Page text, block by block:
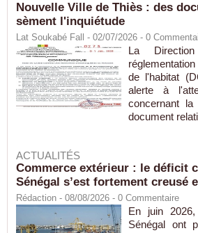
Nouvelle Ville de Thiès : des
sèment l'inquiétude
Lat Soukabé Fall - 02/07/2026 - 0
La
de l'habitat
alerte à
concernant
document
ACTUALITÉS
Commerce extérieur : le déficit
Sénégal s’est fortement creusé
Rédaction - 08/08/2026 - 0 Commentaire
En juin
Sénégal ont